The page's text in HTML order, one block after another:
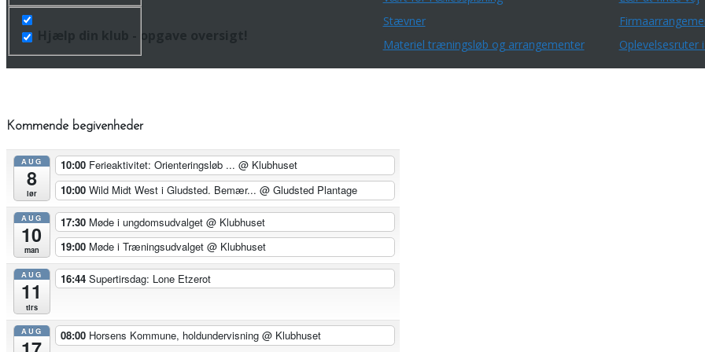
Stævner
Materiel træningsløb og arrangementer
Oplevelsesruter
Kommende begivenheder
AUG
8
lør
10:00 Ferieaktivitet: Orienteringsløb ... @ Klubhuset
10:00 Wild Midt West i Gludsted. Bemær... @ Gludsted Plantage
AUG
10
man
17:30 Møde i ungdomsudvalget @ Klubhuset
19:00 Møde i Træningsudvalget @ Klubhuset
AUG
11
tirs
16:44 Supertirsdag: Lone Etzerot
AUG 08:00 Horsens Kommune, holdundervisning @ Klubhuset